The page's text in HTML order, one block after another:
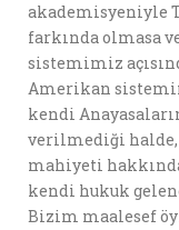
akademisyeniyle
farkında olmasa
sistemimiz
Amerikan
kendi
verilmediği halde,
mahiyeti
kendi hukuk
Bizim maalesef